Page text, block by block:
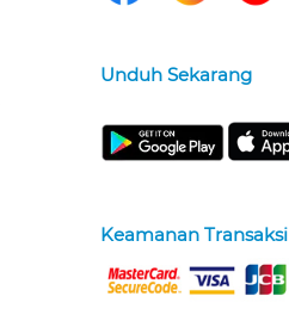
Unduh Sekarang
Keamanan Transaksi